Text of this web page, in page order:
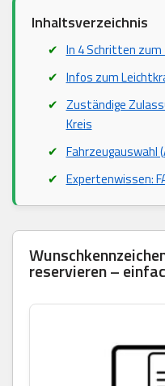
Inhaltsverzeichnis
In 4 Schritten
Infos zum
Zuständige
Kreis
Fahrzeugauswahl
Expertenwissen:
reservieren –